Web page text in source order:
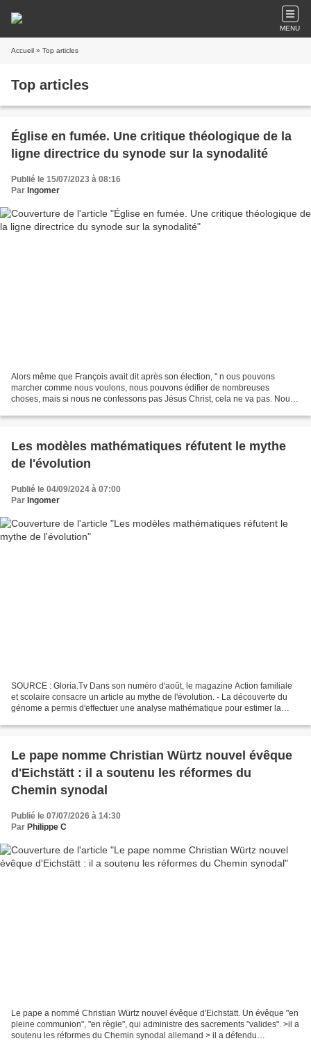
MENU
Accueil » Top articles
Top articles
Église en fumée. Une critique théologique de la
ligne directrice du synode sur la synodalité
Publié le 15/07/2023 à 08:16
Par Ingomer
Alors même que François avait dit après son élection, " n ous pouvons
marcher comme nous voulons, nous pouvons édifier de nombreuses
choses, mais si nous ne confessons pas Jésus Christ, cela ne va pas. Nous
Les modèles mathématiques réfutent le mythe
de l'évolution
Publié le 04/09/2024 à 07:00
Par Ingomer
SOURCE : Gloria.Tv Dans son numéro d'août, le magazine Action familiale
et scolaire consacre un article au mythe de l'évolution. - La découverte du
génome a permis d'effectuer une analyse mathématique pour estimer la
Le pape nomme Christian Würtz nouvel évêque
d'Eichstätt : il a soutenu les réformes du
Chemin synodal
Publié le 07/07/2026 à 14:30
Par Philippe C
Le pape a nommé Christian Würtz nouvel évêque d'Eichstätt. Un évêque "en
pleine communion", "en règle", qui administre des sacrements "valides". >il a
soutenu les réformes du Chemin synodal allemand > il a défendu